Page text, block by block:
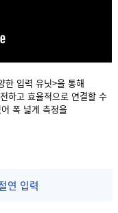
한 입력 유닛>을 통해
하고 효율적으로 연결할 수
폭 넓게 측정을
연 입력